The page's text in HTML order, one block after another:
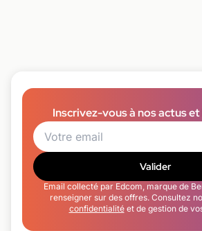
Inscrivez-vous à nos actus
Valider
Email collecté par Edcom, marque de
renseigner sur des offres. Consultez
confidentialitéet de gestion de